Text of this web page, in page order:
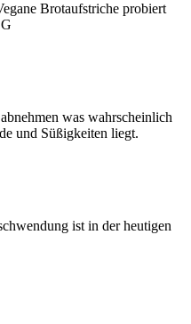
Brotaufstriche probiert
was wahrscheinlich
und Süßigkeiten liegt.
ist in der heutigen